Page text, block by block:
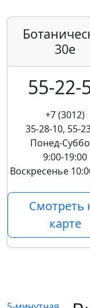
30е
55-22-
+7 (3012)
35-28-10, 55-
Понед-
9:00-19:00
Воскресенье
Смотреть
карте